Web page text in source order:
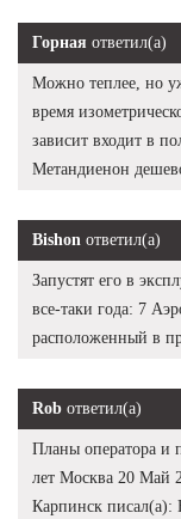
Горная ответил(а)
Можно теплее, но
время
зависит входит в
Метандиенон
Bishon ответил(а)
Запустят его в
все-таки года: 7
расположенный в
Rob ответил(а)
Планы оператора и
лет Москва 20 Май
Карпинск писал(а):